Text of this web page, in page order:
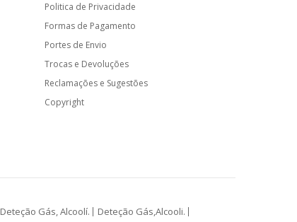
Politica de Privacidade
Formas de Pagamento
Portes de Envio
Trocas e Devoluções
Reclamações e Sugestões
Copyright
Deteção Gás, Alcoolí.
Deteção Gás,Alcooli.